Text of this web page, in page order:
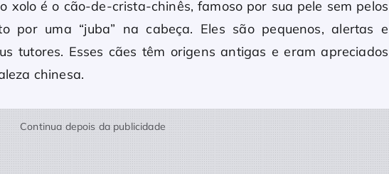
xolo é o cão-de-crista-chinês, famoso por sua pele sem pelos
por uma “juba” na cabeça. Eles são pequenos, alertas e
tutores. Esses cães têm origens antigas e eram apreciados
chinesa.
Continua depois da publicidade